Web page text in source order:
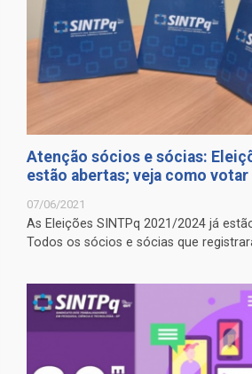
Atenção sócios e sócias:
estão abertas; veja como votar
07/06/2021
As Eleições SINTPq 2021/2024 já
Todos os sócios e sócias que